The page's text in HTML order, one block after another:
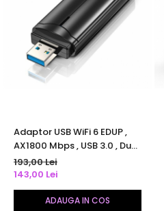
Adaptor USB WiFi 6 EDUP ,
AX1800 Mbps , USB 3.0 , Dual
Band 5Ghz /2,4Ghz , OFDMA
, MU-MIMO , Negru
193,00 Lei
143,00 Lei
ADAUGA IN COS